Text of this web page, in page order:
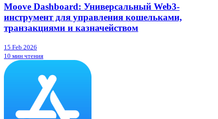
Moove Dashboard: Универсальный Web3-
инструмент для управления кошельками,
транзакциями и казначейством
15 Feb 2026
10 мин чтения